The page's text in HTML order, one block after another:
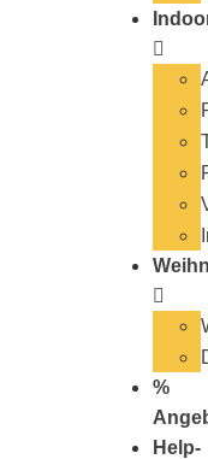
%
Help-